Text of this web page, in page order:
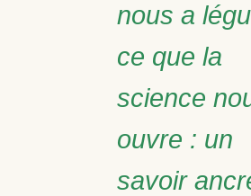
nous a
ce que la
science
ouvre : un
savoir